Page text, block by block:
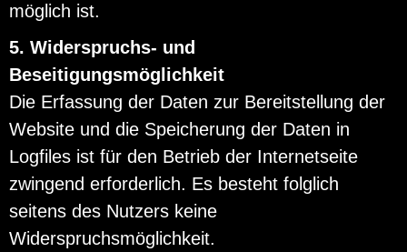
möglich ist.
5. Widerspruchs- und
Beseitigungsmöglichkeit
Die Erfassung der Daten zur Bereitstellung der
Website und die Speicherung der Daten in
Logfiles ist für den Betrieb der Internetseite
zwingend erforderlich. Es besteht folglich
seitens des Nutzers keine
Widerspruchsmöglichkeit.